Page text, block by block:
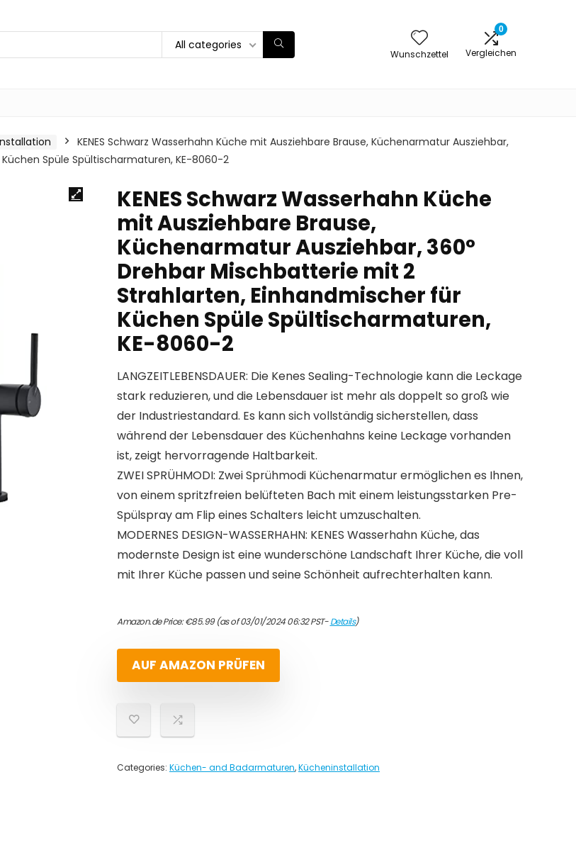
All categories
Wunschzettel
0
Vergleichen
KENES Schwarz Wasserhahn Küche mit Ausziehbare Brause, Küchenarmatur Ausziehbar,
Spüle Spültischarmaturen, KE-8060-2
KENES Schwarz Wasserhahn Küche
mit Ausziehbare Brause,
Küchenarmatur Ausziehbar, 360°
Drehbar Mischbatterie mit 2
Strahlarten, Einhandmischer für
Küchen Spüle Spültischarmaturen,
KE-8060-2
LANGZEITLEBENSDAUER: Die Kenes Sealing-Technologie kann die Leckage
stark reduzieren, und die Lebensdauer ist mehr als doppelt so groß wie
der Industriestandard. Es kann sich vollständig sicherstellen, dass
während der Lebensdauer des Küchenhahns keine Leckage vorhanden
ist, zeigt hervorragende Haltbarkeit.
ZWEI SPRÜHMODI: Zwei Sprühmodi Küchenarmatur ermöglichen es Ihnen,
von einem spritzfreien belüfteten Bach mit einem leistungsstarken Pre-
Spülspray am Flip eines Schalters leicht umzuschalten.
MODERNES DESIGN-WASSERHAHN: KENES Wasserhahn Küche, das
modernste Design ist eine wunderschöne Landschaft Ihrer Küche, die voll
mit Ihrer Küche passen und seine Schönheit aufrechterhalten kann.
Amazon.de Price:€85.99(as of 03/01/2024 06:32 PST-Details)
AUF AMAZON PRÜFEN
Categories: Küchen- and Badarmaturen,Kücheninstallation